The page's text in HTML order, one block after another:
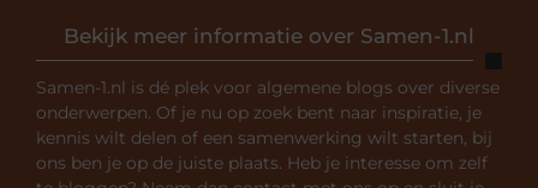
Bekijk meer informatie over Samen-1.nl
Samen-1.nl is dé plek voor algemene blogs over diverse
onderwerpen. Of je nu op zoek bent naar inspiratie, je
kennis wilt delen of een samenwerking wilt starten, bij
ons ben je op de juiste plaats. Heb je interesse om zelf